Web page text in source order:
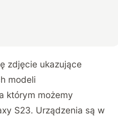
zdjęcie ukazujące
modeli
którym możemy
S23. Urządzenia są w